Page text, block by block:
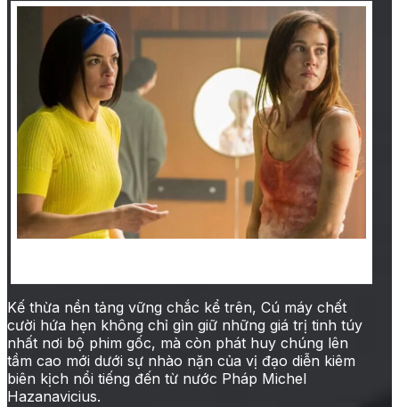
Kế thừa nền tảng vững chắc kể trên, Cú máy chết
cười hứa hẹn không chỉ gìn giữ những giá trị tinh túy
nhất nơi bộ phim gốc, mà còn phát huy chúng lên
tầm cao mới dưới sự nhào nặn của vị đạo diễn kiêm
biên kịch nổi tiếng đến từ nước Pháp Michel
Hazanavicius.